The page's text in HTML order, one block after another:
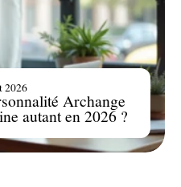
Archange
autant en 2026 ?
2026